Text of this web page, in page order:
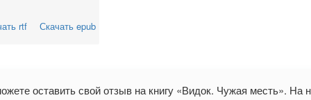
rtf Скачать epub
оставить свой отзыв на книгу «Видок. Чужая месть».